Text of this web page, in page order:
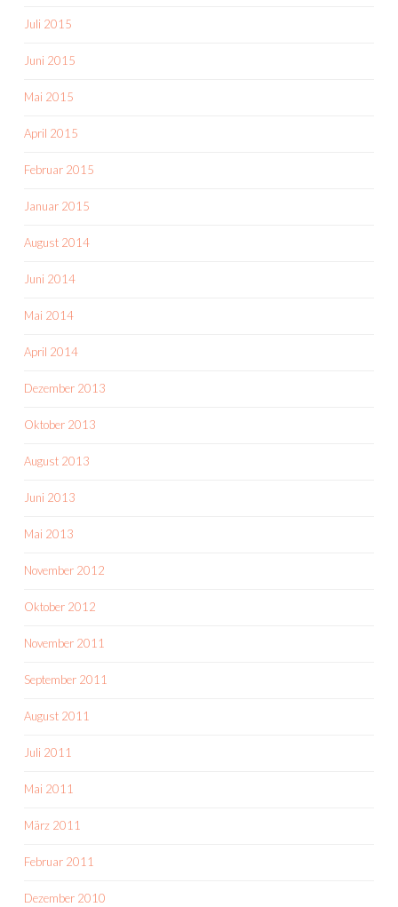
Juli 2015
Juni 2015
Mai 2015
April 2015
Februar 2015
Januar 2015
August 2014
Juni 2014
Mai 2014
April 2014
Dezember 2013
Oktober 2013
August 2013
Juni 2013
Mai 2013
November 2012
Oktober 2012
November 2011
September 2011
August 2011
Juli 2011
Mai 2011
März 2011
Februar 2011
Dezember 2010